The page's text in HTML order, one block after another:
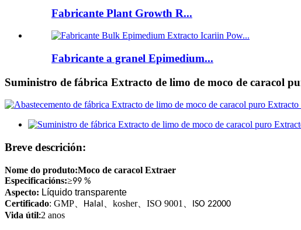
Fabricante Plant Growth R...
Fabricante a granel Epimedium...
Suministro de fábrica Extracto de limo de moco de caracol
Breve descrición:
Nome do produto:Moco de caracol Extraer
Especificacións:≥99 %
Aspecto: Líquido transparente
Certificado: GMP Halal kosher、 ISO 9001 ISO 22000
Vida útil:2 anos